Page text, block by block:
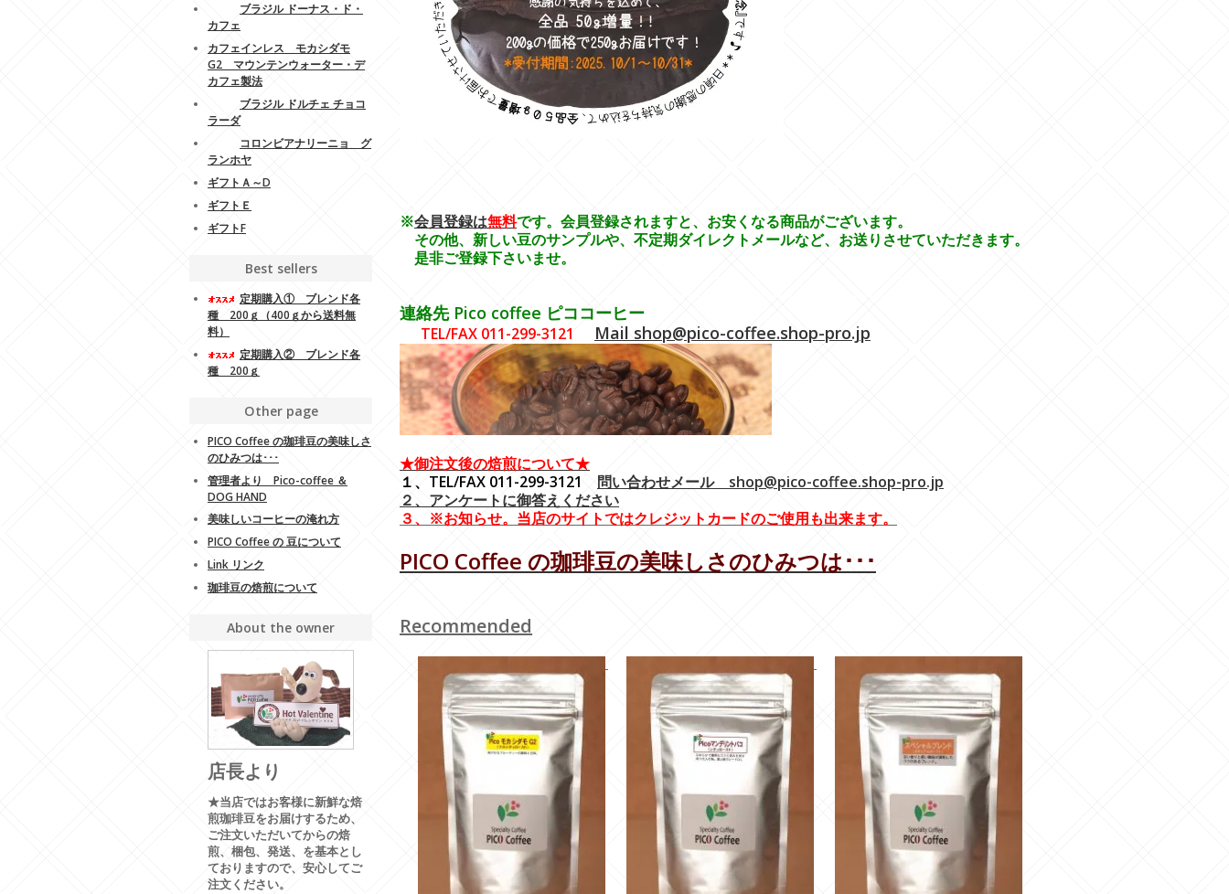
※会員登録は無料です。会員登録されますと、お安くなる商品がございます。
その他、新しい豆のサンプルや、不定期ダイレクトメールなど、お送りさせていただきます。
是非ご登録下さいませ。
連絡先 Pico coffee ピココーヒー
TEL/FAX 011-299-3121 Mail shop@pico-coffee.shop-pro.jp
★御注文後の焙煎について★
１、TEL/FAX 011-299-3121 問い合わせメール shop@pico-coffee.shop-pro.jp
２、アンケートに御答えください
３、※お知らせ。当店のサイトではクレジットカードのご使用も出来ます。
PICO Coffee の珈琲豆の美味しさのひみつは･･･
Recommended
ブラジル ドーナス・ド・
カフェ
カフェインレス モカシダモ
G2 マウンテンウォーター・デ
カフェ製法
ブラジル ドルチェ チョコ
ラーダ
コロンビアナリーニョ グ
ランホヤ
ギフトＡ～D
ギフトＥ
ギフトF
Best sellers
定期購入① ブレンド各
種 200ｇ（400ｇから送料無
料）
定期購入② ブレンド各
種 200ｇ
Other page
PICO Coffee の珈琲豆の美味しさ
のひみつは･･･
管理者より Pico-coffee ＆
DOG HAND
美味しいコーヒーの淹れ方
PICO Coffee の 豆について
Link リンク
珈琲豆の焙煎について
About the owner
店長より
★当店ではお客様に新鮮な焙
煎珈琲豆をお届けするため、
ご注文いただいてからの焙
煎、梱包、発送、を基本とし
ておりますので、安心してご
注文ください。